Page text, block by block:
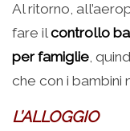
Al ritorno,
fare ilcontrollo
per famiglie,
che con i bambini
L’ALLOGGIO